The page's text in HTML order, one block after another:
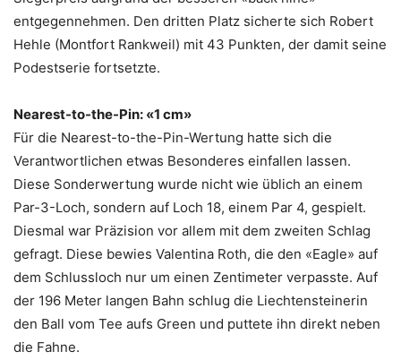
entgegennehmen. Den dritten Platz sicherte sich Robert
Hehle (Montfort Rankweil) mit 43 Punkten, der damit seine
Podestserie fortsetzte.
Nearest-to-the-Pin: «1 cm»
Für die Nearest-to-the-Pin-Wertung hatte sich die
Verantwortlichen etwas Besonderes einfallen lassen.
Diese Sonderwertung wurde nicht wie üblich an einem
Par-3-Loch, sondern auf Loch 18, einem Par 4, gespielt.
Diesmal war Präzision vor allem mit dem zweiten Schlag
gefragt. Diese bewies Valentina Roth, die den «Eagle» auf
dem Schlussloch nur um einen Zentimeter verpasste. Auf
der 196 Meter langen Bahn schlug die Liechtensteinerin
den Ball vom Tee aufs Green und puttete ihn direkt neben
die Fahne.